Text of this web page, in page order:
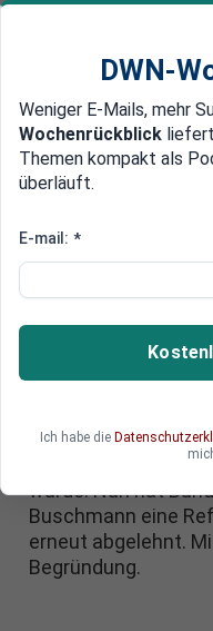
Newsticker MEIN
Edelmetalle
Diskussion
Die
Monaten ein
Jahreswechsel, als
Milliardenloch um
wurde. Nun hat
Buschmann eine
erneut abgelehnt.
Begründung.
DWN-
Weniger E-Mails, mehr
Wochenrückblick
Themen kompakt als
überläuft.
E-mail: *
Ich habe die